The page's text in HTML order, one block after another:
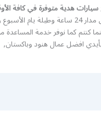
هدية متوفرة في كافة
نحن نعمل على مدار 24 ساعة وطيلة
كنتم كما نوفر خدمة المساعدة
افضل عمال هنود وباكستان,